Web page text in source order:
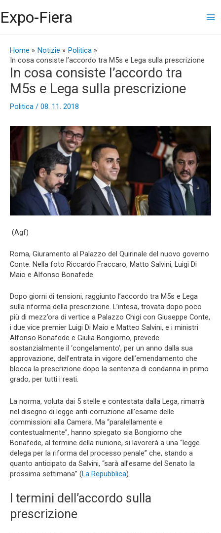
al
contenuto
Expo-Fiera
Home Notizie
Politica
In cosa consiste l’accordo tra M5s e Lega sulla prescrizione
In cosa consiste l’accordo tra
M5s e Lega sulla prescrizione
Politica / 08. 11. 2018
(Agf)
Roma, Giuramento al Palazzo del Quirinale del nuovo governo
Conte. Nella foto Riccardo Fraccaro, Matto Salvini, Luigi Di
Maio e Alfonso Bonafede
Dopo giorni di tensioni, raggiunto l’accordo tra M5s e Lega
sulla riforma della prescrizione. L’intesa, trovata dopo poco
più di mezz’ora di vertice a Palazzo Chigi con Giuseppe Conte,
i due vice premier Luigi Di Maio e Matteo Salvini, e i ministri
Alfonso Bonafede e Giulia Bongiorno, prevede
sostanzialmente il ‘congelamento’, per un anno dalla sua
approvazione, dell’entrata in vigore dell’emendamento che
blocca la prescrizione dopo la sentenza di condanna in primo
grado, per tutti i reati.
La norma, voluta dai 5 stelle e contestata dalla Lega, rimarrà
nel disegno di legge anti-corruzione all’esame delle
commissioni alla Camera. Ma “paralellamente e
contestualmente”, hanno spiegato sia Bongiorno che
Bonafede, al termine della riunione, si lavorerà a una “legge
delega per la riforma del processo penale” che, stando a
quanto anticipato da Salvini, “sarà all’esame del Senato la
prossima settimana” (La Repubblica).
I termini dell’accordo sulla
prescrizione
articoli